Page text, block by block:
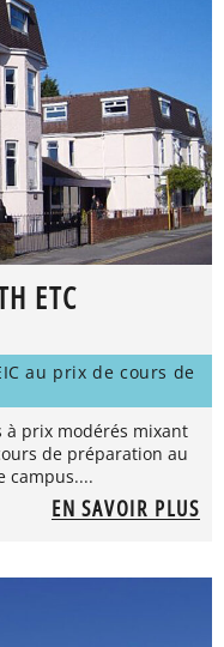
ETC
au prix de cours de
à prix modérés mixant
de préparation au
campus....
EN SAVOIR PLUS